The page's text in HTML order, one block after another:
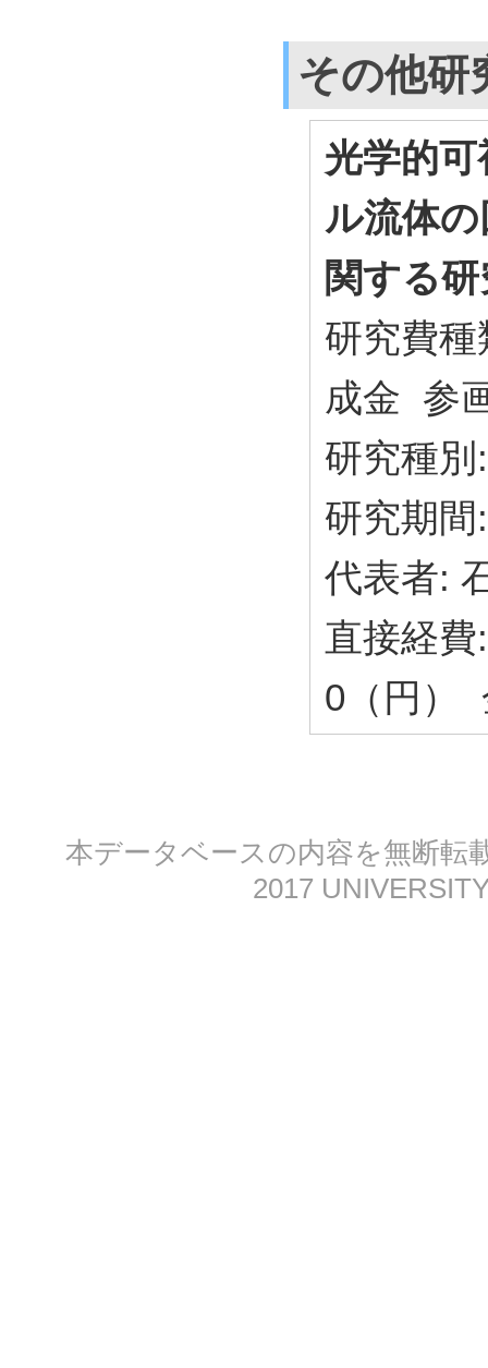
その他研
光学的
ル流体
関する
研究費
成金 参
研究種
研究期
代表者:
直接経
0（円）
本データベースの内容を無断
2017